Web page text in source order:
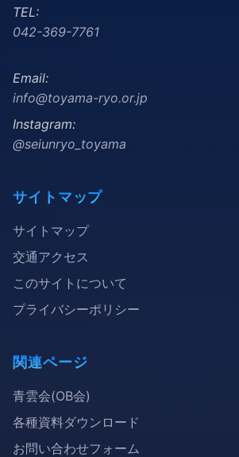
TEL:
042-369-7761
Email:
info@toyama-ryo.or.jp
Instagram:
@seiunryo_toyama
サイトマップ
サイトマップ
交通アクセス
このサイトについて
プライバシーポリシー
関連ページ
青雲会(OB会)
各種資料ダウンロード
お問い合わせフォーム